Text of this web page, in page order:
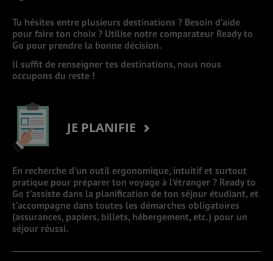
Tu hésites entre plusieurs destinations ? Besoin d’aide
pour faire ton choix ? Utilise notre comparateur Ready to
Go pour prendre la bonne décision.
Il suffit de renseigner tes destinations, nous nous
occupons du reste !
JE PLANIFIE
En recherche d’un outil ergonomique, intuitif et surtout
pratique pour préparer ton voyage à l’étranger ? Ready to
Go t’assiste dans la planification de ton séjour étudiant, et
t’accompagne dans toutes les démarches obligatoires
(assurances, papiers, billets, hébergement, etc.) pour un
séjour réussi.